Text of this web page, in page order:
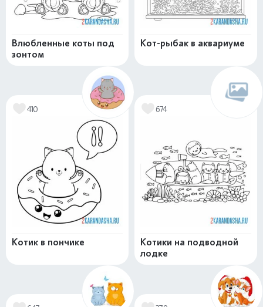
Влюбленные коты под
зонтом
Кот-рыбак в аквариуме
410
Котик в пончике
674
Котики на подводной
лодке